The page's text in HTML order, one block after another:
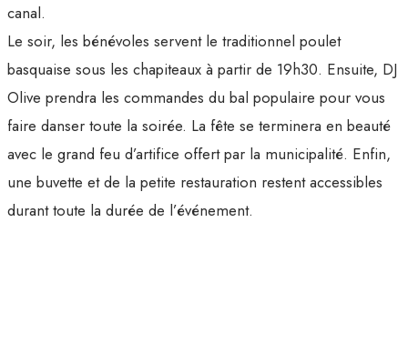
canal.
Le soir, les bénévoles servent le traditionnel poulet
basquaise sous les chapiteaux à partir de 19h30. Ensuite, DJ
Olive prendra les commandes du bal populaire pour vous
faire danser toute la soirée. La fête se terminera en beauté
avec le grand feu d’artifice offert par la municipalité. Enfin,
une buvette et de la petite restauration restent accessibles
durant toute la durée de l’événement.